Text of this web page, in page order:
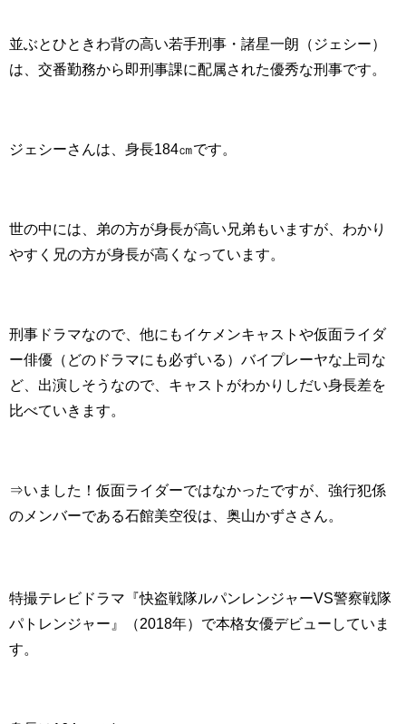
並ぶとひときわ背の高い若手刑事・諸星一朗（ジェシー）
は、交番勤務から即刑事課に配属された優秀な刑事です。
ジェシーさんは、身長184㎝です。
世の中には、弟の方が身長が高い兄弟もいますが、わかり
やすく兄の方が身長が高くなっています。
刑事ドラマなので、他にもイケメンキャストや仮面ライダ
ー俳優（どのドラマにも必ずいる）バイプレーヤな上司な
ど、出演しそうなので、キャストがわかりしだい身長差を
比べていきます。
⇒いました！仮面ライダーではなかったですが、強行犯係
のメンバーである石館美空役は、奥山かずささん。
特撮テレビドラマ『快盗戦隊ルパンレンジャーVS警察戦隊
パトレンジャー』（2018年）で本格女優デビューしていま
す。